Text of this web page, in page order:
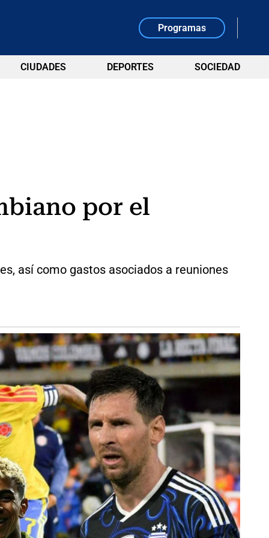
Programas
CIUDADES DEPORTES SOCIEDAD
por el
así como gastos asociados a reuniones